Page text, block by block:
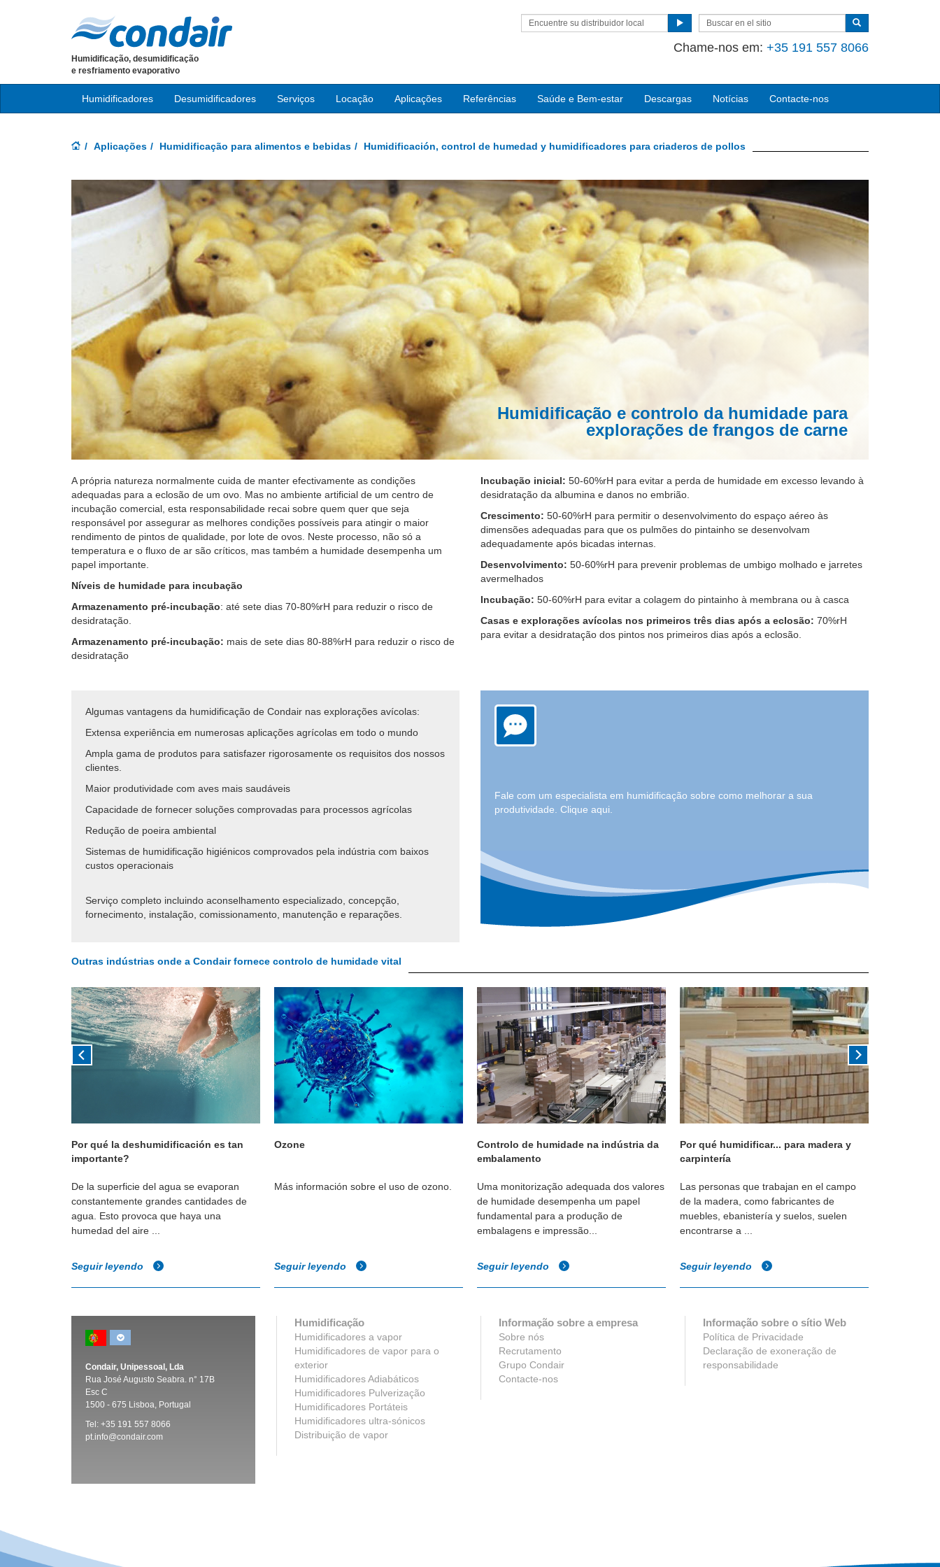
Encuentre su distribuidor local
Chame-nos em: +35 191 557 8066
Humidificação, desumidificação
e resfriamento evaporativo
Humidificadores Desumidificadores Serviços Locação Aplicações Referências Saúde e Bem-estar Descargas Notícias Contacte-nos
Aplicações Humidificação para alimentos e bebidas Humidificación, control de humedad y humidificadores para criaderos de pollos
Humidificação e controlo da humidade para
explorações de frangos de carne
A própria natureza normalmente cuida de manter efectivamente as condições
adequadas para a eclosão de um ovo. Mas no ambiente artificial de um centro de
incubação comercial, esta responsabilidade recai sobre quem quer que seja
responsável por assegurar as melhores condições possíveis para atingir o maior
rendimento de pintos de qualidade, por lote de ovos. Neste processo, não só a
temperatura e o fluxo de ar são críticos, mas também a humidade desempenha um
papel importante.
Níveis de humidade para incubação
Armazenamento pré-incubação: até sete dias 70-80%rH para reduzir o risco de
desidratação.
Armazenamento pré-incubação: mais de sete dias 80-88%rH para reduzir o risco de
desidratação
Incubação inicial: 50-60%rH para evitar a perda de humidade em excesso levando à
desidratação da albumina e danos no embrião.
Crescimento: 50-60%rH para permitir o desenvolvimento do espaço aéreo às
dimensões adequadas para que os pulmões do pintainho se desenvolvam
adequadamente após bicadas internas.
Desenvolvimento: 50-60%rH para prevenir problemas de umbigo molhado e jarretes
avermelhados
Incubação: 50-60%rH para evitar a colagem do pintainho à membrana ou à casca
Casas e explorações avícolas nos primeiros três dias após a eclosão: 70%rH
para evitar a desidratação dos pintos nos primeiros dias após a eclosão.
Algumas vantagens da humidificação de Condair nas explorações avícolas:
Extensa experiência em numerosas aplicações agrícolas em todo o mundo
Ampla gama de produtos para satisfazer rigorosamente os requisitos dos nossos
clientes.
Maior produtividade com aves mais saudáveis
Capacidade de fornecer soluções comprovadas para processos agrícolas
Redução de poeira ambiental
Sistemas de humidificação higiénicos comprovados pela indústria com baixos
custos operacionais
Serviço completo incluindo aconselhamento especializado, concepção,
fornecimento, instalação, comissionamento, manutenção e reparações.
Fale com um especialista em humidificação sobre como melhorar a sua
produtividade. Clique aqui.
Outras indústrias onde a Condair fornece controlo de humidade vital
Por qué la deshumidificación es tan
importante?
De la superficie del agua se evaporan
constantemente grandes cantidades de
agua. Esto provoca que haya una
humedad del aire ...
Seguir leyendo
Ozone
Más información sobre el uso de ozono.
Seguir leyendo
Controlo de humidade na indústria da
embalamento
Uma monitorização adequada dos valores
de humidade desempenha um papel
fundamental para a produção de
embalagens e impressão...
Seguir leyendo
Por qué humidificar... para madera y
carpintería
Las personas que trabajan en el campo
de la madera, como fabricantes de
muebles, ebanistería y suelos, suelen
encontrarse a ...
Seguir leyendo
Condair, Unipessoal, Lda
Rua José Augusto Seabra. n° 17B
Esc C
1500 - 675 Lisboa, Portugal
Tel: +35 191 557 8066
pt.info@condair.com
Humidificação
Humidificadores a vapor
Humidificadores de vapor para o
exterior
Humidificadores Adiabáticos
Humidificadores Pulverização
Humidificadores Portáteis
Humidificadores ultra-sónicos
Distribuição de vapor
Informação sobre a empresa
Sobre nós
Recrutamento
Grupo Condair
Contacte-nos
Informação sobre o sítio Web
Política de Privacidade
Declaração de exoneração de
responsabilidade